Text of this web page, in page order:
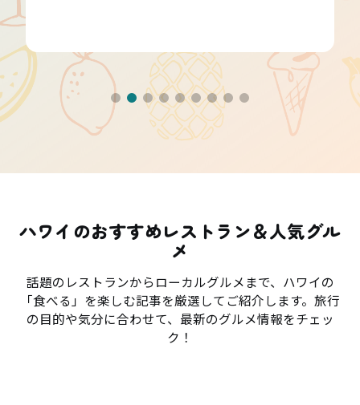
ハワイのおすすめレストラン＆人気グル
メ
話題のレストランからローカルグルメまで、ハワイの
「食べる」を楽しむ記事を厳選してご紹介します。旅行
の目的や気分に合わせて、最新のグルメ情報をチェッ
ク！